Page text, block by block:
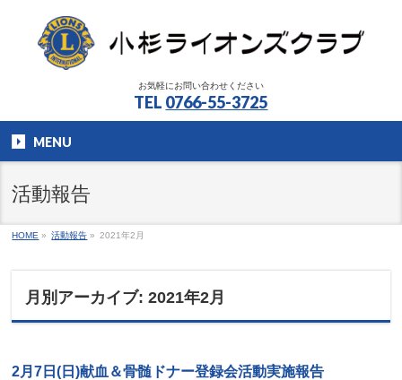
お気軽にお問い合わせください
TEL 0766-55-3725
MENU
活動報告
HOME » 活動報告 » 2021年2月
月別アーカイブ: 2021年2月
2月7日(日)献血＆骨髄ドナー登録会活動実施報告